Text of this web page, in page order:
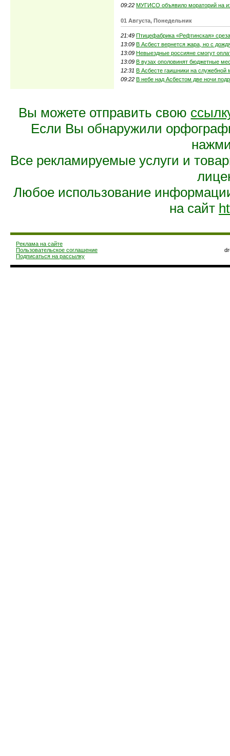
09:22 МУГИСО объявило мораторий на
01 Августа, Понедельник
21:49 Птицефабрика «Рефтинская»
13:09 В Асбест вернется жара, но с
13:09 Невыездные россияне смогут
13:09 В вузах ополовинят бюджетные
12:31 В Асбесте гаишники на
09:22 В небе над Асбестом две ночи
Вы можете отправить свою
Если Вы обнаружили
Все рекламируемые услуги и
Любое использование
на сайт
Реклама на сайте
Пользовательское соглашение
Подписаться на рассылку